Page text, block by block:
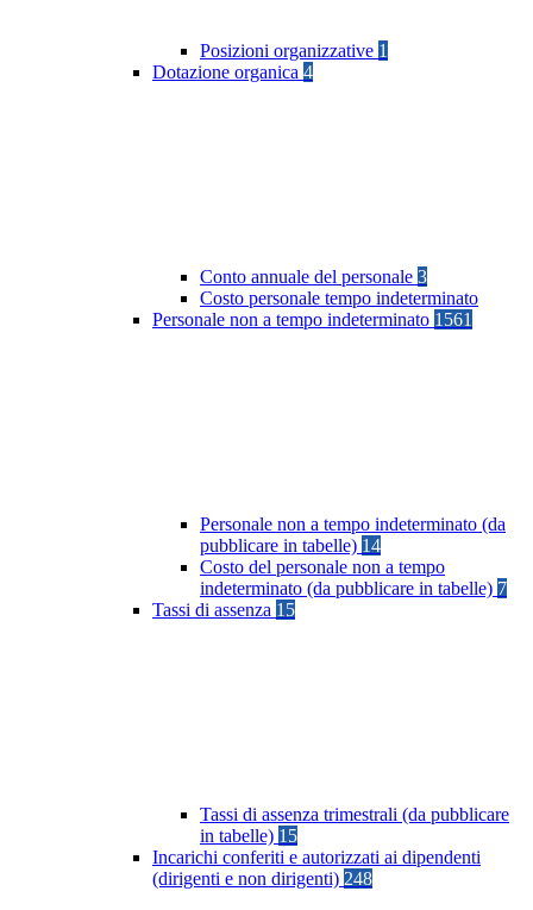
Posizioni organizzative 1
Dotazione organica 4
Conto annuale del personale 3
Costo personale tempo indeterminato
Personale non a tempo indeterminato 1561
Personale non a tempo indeterminato (da
pubblicare in tabelle) 14
Costo del personale non a tempo
indeterminato (da pubblicare in tabelle) 7
Tassi di assenza 15
Tassi di assenza trimestrali (da pubblicare
in tabelle) 15
Incarichi conferiti e autorizzati ai dipendenti
(dirigenti e non dirigenti) 248